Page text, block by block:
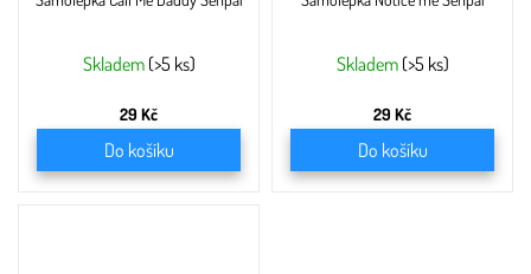
Skladem (>5 ks)
29 Kč
Do košíku
Skladem (>5 ks)
29 Kč
Do košíku